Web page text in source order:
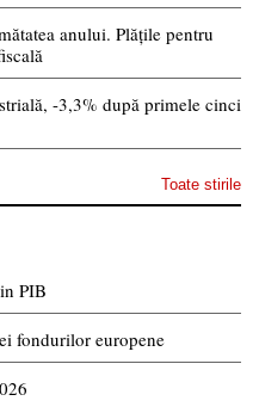
anului. Plățile pentru
-3,3% după primele cinci
Toate stirile
PIB
fondurilor europene